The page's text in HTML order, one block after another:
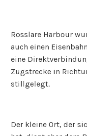
Rosslare Harbour
auch einen
eine
Zugstrecke in
stillgelegt.
Der kleine Ort, der